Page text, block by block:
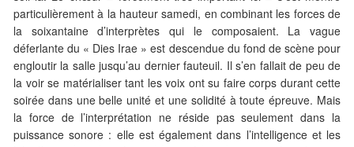
particulièrement à la hauteur samedi, en combinant les forces de
la soixantaine d’interprètes qui le composaient. La vague
déferlante du « Dies Irae » est descendue du fond de scène pour
engloutir la salle jusqu’au dernier fauteuil. Il s’en fallait de peu de
la voir se matérialiser tant les voix ont su faire corps durant cette
soirée dans une belle unité et une solidité à toute épreuve. Mais
la force de l’interprétation ne réside pas seulement dans la
puissance sonore : elle est également dans l’intelligence et les